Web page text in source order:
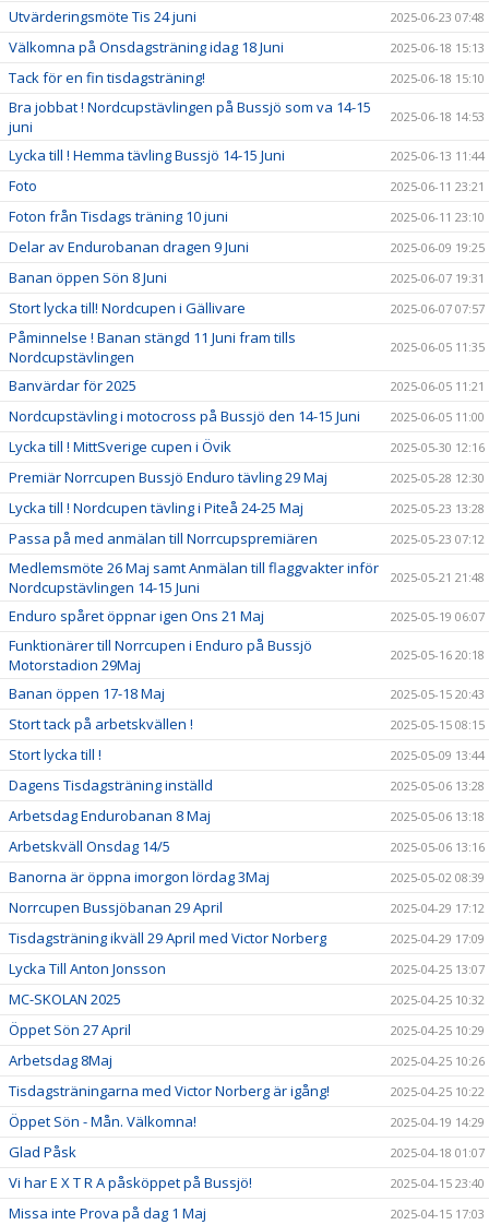
Utvärderingsmöte Tis 24 juni 2025-06-23 07:48
Välkomna på Onsdagsträning idag 18 Juni 2025-06-18 15:13
Tack för en fin tisdagsträning! 2025-06-18 15:10
Bra jobbat ! Nordcupstävlingen på Bussjö som va 14-15
juni
2025-06-18 14:53
Lycka till ! Hemma tävling Bussjö 14-15 Juni 2025-06-13 11:44
Foto 2025-06-11 23:21
Foton från Tisdags träning 10 juni 2025-06-11 23:10
Delar av Endurobanan dragen 9 Juni 2025-06-09 19:25
Banan öppen Sön 8 Juni 2025-06-07 19:31
Stort lycka till! Nordcupen i Gällivare 2025-06-07 07:57
Påminnelse ! Banan stängd 11 Juni fram tills
Nordcupstävlingen
2025-06-05 11:35
Banvärdar för 2025 2025-06-05 11:21
Nordcupstävling i motocross på Bussjö den 14-15 Juni 2025-06-05 11:00
Lycka till ! MittSverige cupen i Övik 2025-05-30 12:16
Premiär Norrcupen Bussjö Enduro tävling 29 Maj 2025-05-28 12:30
Lycka till ! Nordcupen tävling i Piteå 24-25 Maj 2025-05-23 13:28
Passa på med anmälan till Norrcupspremiären 2025-05-23 07:12
Medlemsmöte 26 Maj samt Anmälan till flaggvakter inför
Nordcupstävlingen 14-15 Juni
2025-05-21 21:48
Enduro spåret öppnar igen Ons 21 Maj 2025-05-19 06:07
Funktionärer till Norrcupen i Enduro på Bussjö
Motorstadion 29Maj
2025-05-16 20:18
Banan öppen 17-18 Maj 2025-05-15 20:43
Stort tack på arbetskvällen ! 2025-05-15 08:15
Stort lycka till ! 2025-05-09 13:44
Dagens Tisdagsträning inställd 2025-05-06 13:28
Arbetsdag Endurobanan 8 Maj 2025-05-06 13:18
Arbetskväll Onsdag 14/5 2025-05-06 13:16
Banorna är öppna imorgon lördag 3Maj 2025-05-02 08:39
Norrcupen Bussjöbanan 29 April 2025-04-29 17:12
Tisdagsträning ikväll 29 April med Victor Norberg 2025-04-29 17:09
Lycka Till Anton Jonsson 2025-04-25 13:07
MC-SKOLAN 2025 2025-04-25 10:32
Öppet Sön 27 April 2025-04-25 10:29
Arbetsdag 8Maj 2025-04-25 10:26
Tisdagsträningarna med Victor Norberg är igång! 2025-04-25 10:22
Öppet Sön - Mån. Välkomna! 2025-04-19 14:29
Glad Påsk 2025-04-18 01:07
Vi har E X T R A påsköppet på Bussjö! 2025-04-15 23:40
Missa inte Prova på dag 1 Maj 2025-04-15 17:03